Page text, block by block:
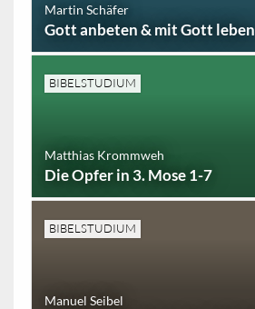
Martin Schäfer
Gott anbeten & mit Gott leben
BIBELSTUDIUM
Matthias Krommweh
Die Opfer in 3. Mose 1-7
BIBELSTUDIUM
Manuel Seibel